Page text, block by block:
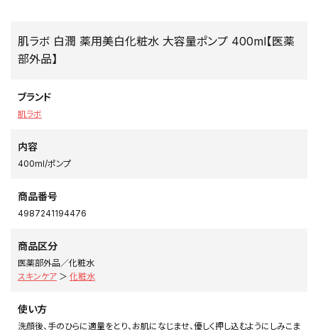
肌ラボ 白潤 薬用美白化粧水 大容量ポンプ 400ml【医薬
部外品】
ブランド
肌ラボ
内容
400ml/ポンプ
商品番号
4987241194476
商品区分
医薬部外品／化粧水
スキンケア ＞ 化粧水
使い方
洗顔後、手のひらに適量をとり、お肌になじませ、優しく押し込むようにしみこま